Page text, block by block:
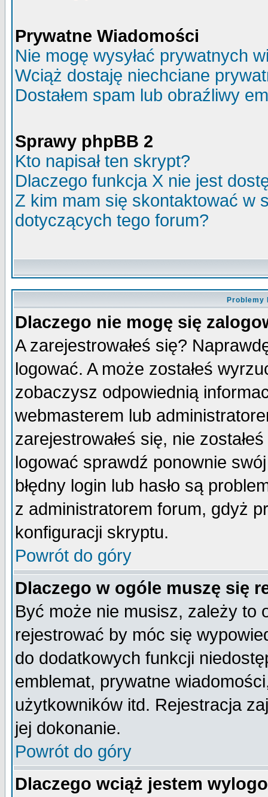
Prywatne Wiadomości
Nie mogę wysyłać prywatnych
Wciąż dostaję niechciane
Dostałem spam lub obraźliwy
Sprawy phpBB 2
Kto napisał ten skrypt?
Dlaczego funkcja X nie jest
Z kim mam się skontaktować w
dotyczących tego forum?
Problemy
Dlaczego nie mogę się
A zarejestrowałeś się?
logować. A może zostałeś
zobaczysz odpowiednią
webmasterem lub
zarejestrowałeś się, nie
logować sprawdź ponownie
błędny login lub hasło są
z administratorem forum, gdyż
konfiguracji skryptu.
Powrót do góry
Dlaczego w ogóle muszę się
Być może nie musisz, zależy to
rejestrować by móc się
do dodatkowych funkcji
emblemat, prywatne
użytkowników itd. Rejestracja
jej dokonanie.
Powrót do góry
Dlaczego wciąż jestem